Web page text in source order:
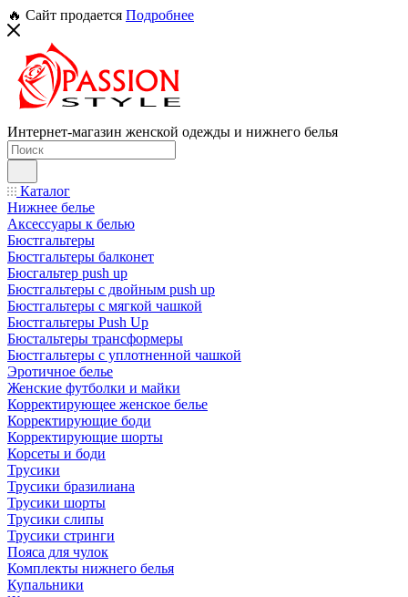
🔥 Сайт продается Подробнее
Интернет-магазин женской одежды и нижнего белья
Каталог
Нижнее белье
Аксессуары к белью
Бюстгальтеры
Бюстгальтеры балконет
Бюсгальтер push up
Бюстгальтеры с двойным push up
Бюстгальтеры с мягкой чашкой
Бюстгальтеры Push Up
Бюстальтеры трансформеры
Бюстгальтеры с уплотненной чашкой
Эротичное белье
Женские футболки и майки
Корректирующее женское белье
Корректирующие боди
Корректирующие шорты
Корсеты и боди
Трусики
Трусики бразилиана
Трусики шорты
Трусики слипы
Трусики стринги
Пояса для чулок
Комплекты нижнего белья
Купальники